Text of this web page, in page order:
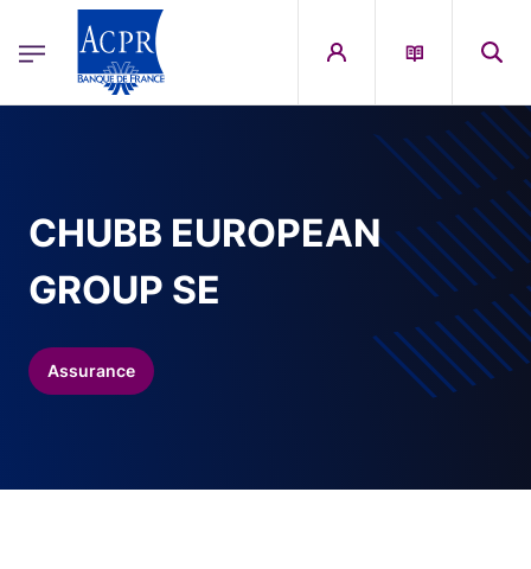
ACPR Menu Principal (French)
CHUBB EUROPEAN
GROUP SE
Assurance